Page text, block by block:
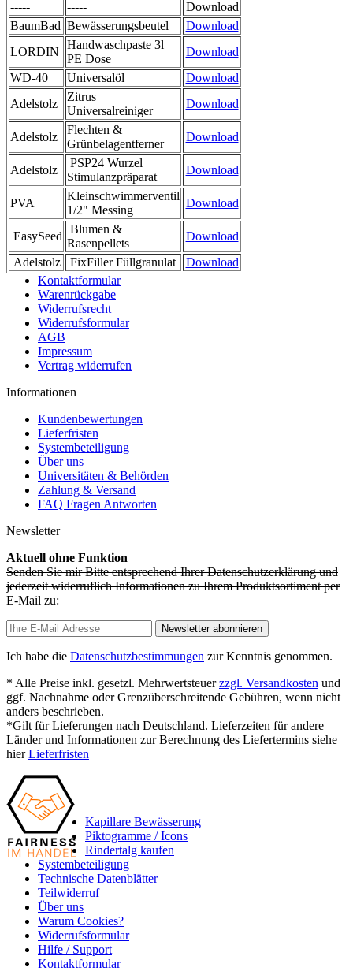
-----
-----
Download
BaumBad Bewässerungsbeutel
Download
LORDIN
Handwaschpaste 3l
PE Dose
Download
WD-40
Universalöl
Download
Adelstolz
Zitrus
Universalreiniger
Download
Adelstolz
Flechten &
Grünbelagentferner
Download
Adelstolz
PSP24 Wurzel
Stimulanzpräparat
Download
PVA
Kleinschwimmerventil
1/2" Messing
Download
EasySeed
Blumen &
Rasenpellets
Download
Adelstolz
FixFiller Füllgranulat Download
Kontaktformular
Warenrückgabe
Widerrufsrecht
Widerrufsformular
AGB
Impressum
Vertrag widerrufen
Informationen
Kundenbewertungen
Lieferfristen
Systembeteiligung
Über uns
Universitäten & Behörden
Zahlung & Versand
FAQ Fragen Antworten
Newsletter
Aktuell ohne Funktion
Senden Sie mir Bitte entsprechend Ihrer Datenschutzerklärung und
jederzeit widerruflich Informationen zu Ihrem Produktsortiment per
E-Mail zu:
Newsletter abonnieren
Ich habe die Datenschutzbestimmungen zur Kenntnis genommen.
* Alle Preise inkl. gesetzl. Mehrwertsteuerzzgl. Versandkosten und
ggf. Nachnahme oder Grenzüberschreitende Gebühren, wenn nicht
anders beschrieben.
*Gilt für Lieferungen nach Deutschland. Lieferzeiten für andere
Länder und Informationen zur Berechnung des Liefertermins siehe
hierLieferfristen
Kapillare Bewässerung
Piktogramme / Icons
Rindertalg kaufen
Systembeteiligung
Technische Datenblätter
Teilwiderruf
Über uns
Warum Cookies?
Widerrufsformular
Hilfe / Support
Kontaktformular